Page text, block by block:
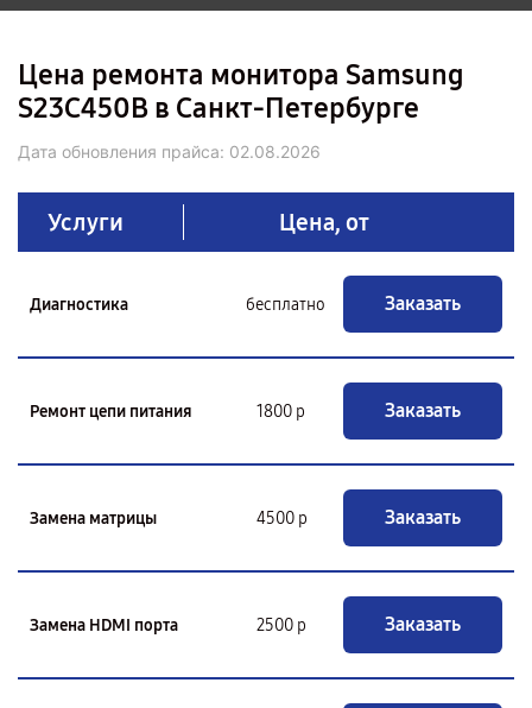
Цена ремонта монитора Samsung
S23C450B в Санкт-Петербурге
Дата обновления прайса: 02.08.2026
Услуги Цена, от
Диагностика бесплатно Заказать
Ремонт цепи питания 1800 р Заказать
Замена матрицы 4500 р Заказать
Замена HDMI порта 2500 р Заказать